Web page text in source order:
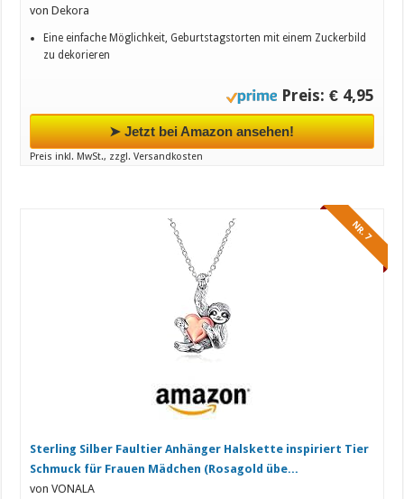
von Dekora
Eine einfache Möglichkeit, Geburtstagstorten mit einem Zuckerbild
zu dekorieren
Preis: € 4,95
➤ Jetzt bei Amazon ansehen!
Preis inkl. MwSt., zzgl. Versandkosten
NR. 7
Sterling Silber Faultier Anhänger Halskette inspiriert Tier
Schmuck für Frauen Mädchen (Rosagold übe...
von VONALA